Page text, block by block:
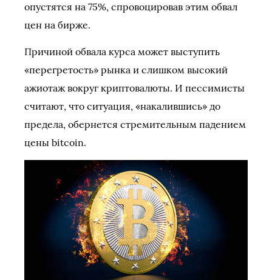
опустятся на 75%, спровоцировав этим обвал
цен на бирже.
Причиной обвала курса может выступить
«перегретость» рынка и слишком высокий
ажиотаж вокруг криптовалюты. И пессимисты
считают, что ситуация, «накалившись» до
предела, обернется стремительным падением
цены bitcoin.